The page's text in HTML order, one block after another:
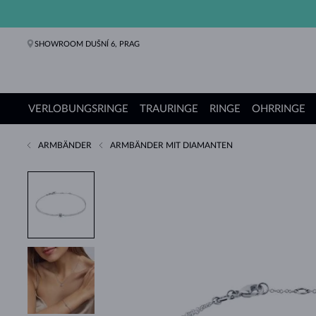
SHOWROOM DUŠNÍ 6, PRAG
VERLOBUNGSRINGE
Verlobungsringe
TRAURINGE
Trauringe
RINGE
Ringe
OHRRINGE
Ohrringe
Ketten
Armbänder
Perlen
Schmuck
Geschenke
KLENOTA Kollektionen
ARMBÄNDER ARMBÄNDER MIT DIAMANTEN